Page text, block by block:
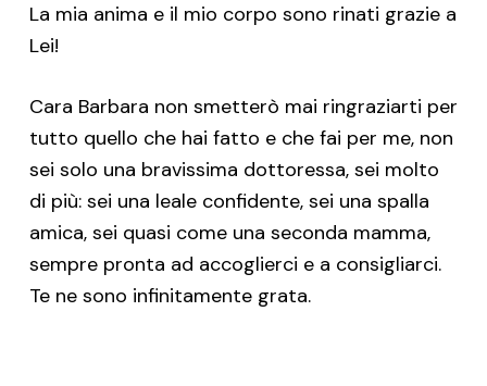
La mia anima e il mio corpo sono rinati grazie a
Lei!
Cara Barbara non smetterò mai ringraziarti per
tutto quello che hai fatto e che fai per me, non
sei solo una bravissima dottoressa, sei molto
di più: sei una leale confidente, sei una spalla
amica, sei quasi come una seconda mamma,
sempre pronta ad accoglierci e a consigliarci.
Te ne sono infinitamente grata.